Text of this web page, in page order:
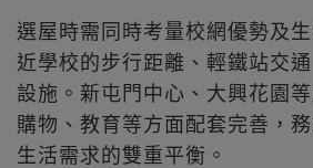
選屋時需同時考量校網優勢及
近學校的步行距離、輕鐵站交
設施。新屯門中心、大興花園
購物、教育等方面配套完善，
生活需求的雙重平衡。